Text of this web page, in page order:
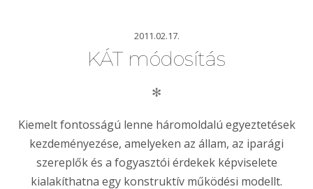
2011.02.17.
KÁT módosítás
✻
Kiemelt fontosságú lenne háromoldalú egyezteté­sek
kezdeményezése, amelyeken az állam, az iparági
szereplők és a fogyasztói érdekek képviselete
kialakíthatna egy konstruktív működési modellt.